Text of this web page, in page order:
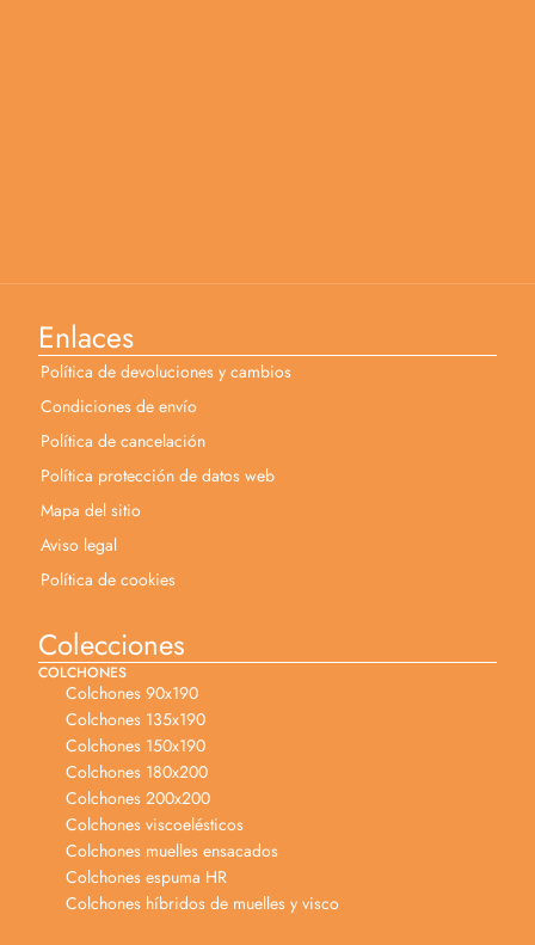
Enlaces
Política de devoluciones y cambios
Condiciones de envío
Política de cancelación
Política protección de datos web
Mapa del sitio
Aviso legal
Política de cookies
Colecciones
COLCHONES
Colchones 90x190
Colchones 135x190
Colchones 150x190
Colchones 180x200
Colchones 200x200
Colchones viscoelésticos
Colchones muelles ensacados
Colchones espuma HR
Colchones híbridos de muelles y visco